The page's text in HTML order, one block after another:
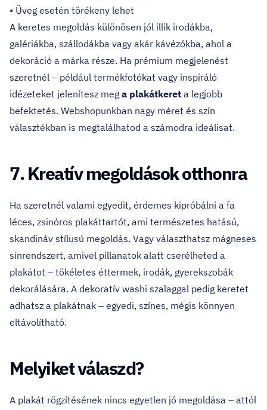
• Üveg esetén törékeny lehet
A keretes megoldás különösen jól illik irodákba,
galériákba, szállodákba vagy akár kávézókba, ahol a
dekoráció a márka része. Ha prémium megjelenést
szeretnél – például termékfotókat vagy inspiráló
idézeteket jelenítesz meg a plakátkeret a legjobb
befektetés. Webshopunkban nagy méret és szín
választékban is megtalálhatod a számodra ideálisat.
7. Kreatív megoldások otthonra
Ha szeretnél valami egyedit, érdemes kipróbálni a fa
léces, zsinóros plakáttartót, ami természetes hatású,
skandináv stílusú megoldás. Vagy választhatsz mágneses
sínrendszert, amivel pillanatok alatt cserélheted a
plakátot – tökéletes éttermek, irodák, gyerekszobák
dekorálására. A dekoratív washi szalaggal pedig keretet
adhatsz a plakátnak – egyedi, színes, mégis könnyen
eltávolítható.
Melyiket válaszd?
A plakát rögzítésének nincs egyetlen jó megoldása – attól